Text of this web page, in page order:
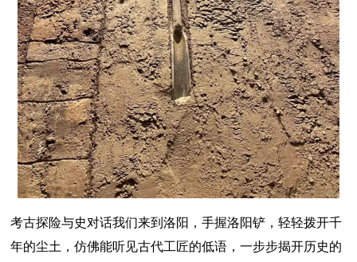
考古探险与史对话我们来到洛阳，手握洛阳铲，轻轻拨开千
年的尘土，仿佛能听见古代工匠的低语，一步步揭开历史的